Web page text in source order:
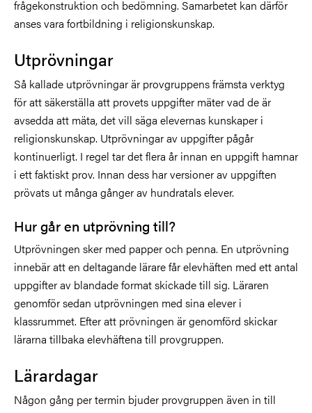
frågekonstruktion och bedömning. Samarbetet kan därför
anses vara fortbildning i religionskunskap.
Utprövningar
Så kallade utprövningar är provgruppens främsta verktyg
för att säkerställa att provets uppgifter mäter vad de är
avsedda att mäta, det vill säga elevernas kunskaper i
religionskunskap. Utprövningar av uppgifter pågår
kontinuerligt. I regel tar det flera år innan en uppgift hamnar
i ett faktiskt prov. Innan dess har versioner av uppgiften
prövats ut många gånger av hundratals elever.
Hur går en utprövning till?
Utprövningen sker med papper och penna. En utprövning
innebär att en deltagande lärare får elevhäften med ett antal
uppgifter av blandade format skickade till sig. Läraren
genomför sedan utprövningen med sina elever i
klassrummet. Efter att prövningen är genomförd skickar
lärarna tillbaka elevhäftena till provgruppen.
Lärardagar
Någon gång per termin bjuder provgruppen även in till